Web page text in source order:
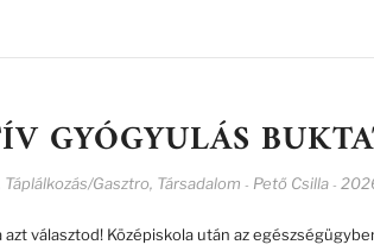
GYÓGYULÁS
Táplálkozás/Gasztro, Társadalom - Pető Csilla -
azt választod! Középiskola után az